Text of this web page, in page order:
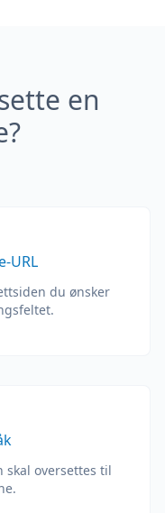
en
URL
du ønsker
skal oversettes til